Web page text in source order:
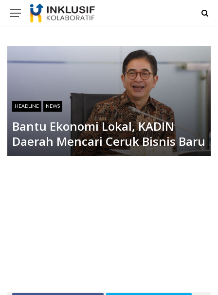
HEADLINE NEWS
Bantu Ekonomi Lokal, KADIN
Daerah Mencari Ceruk Bisnis Baru